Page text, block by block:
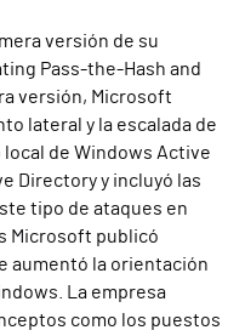
versión de su
Pass-the-Hash and
versión, Microsoft
lateral y la escalada de
de Windows Active
Directoryy incluyó las
tipo de ataques en
Microsoft publicó
aumentó la orientación
. La empresa
como los puestos